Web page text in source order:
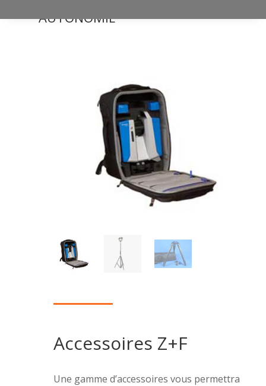
AUTONOMIE
Accessoires Z+F
Une gamme d’accessoires vous permettra